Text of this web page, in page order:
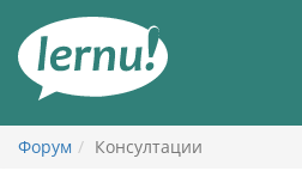
съдържанието
Форум Консултации